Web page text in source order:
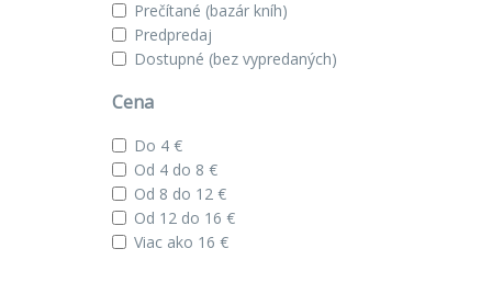
Prečítané (bazár kníh)
Predpredaj
Dostupné (bez vypredaných)
Cena
Do 4 €
Od 4 do 8 €
Od 8 do 12 €
Od 12 do 16 €
Viac ako 16 €